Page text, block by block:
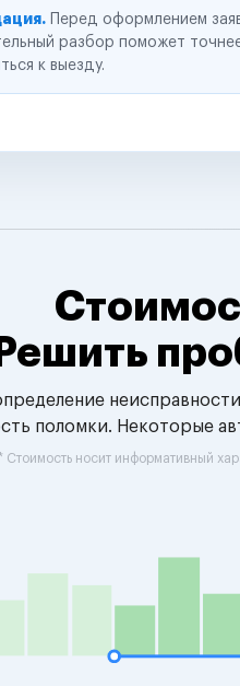
Перед оформлением
разбор поможет
к выезду.
Решить
поломки. Некоторые
Стоимость носит информативный